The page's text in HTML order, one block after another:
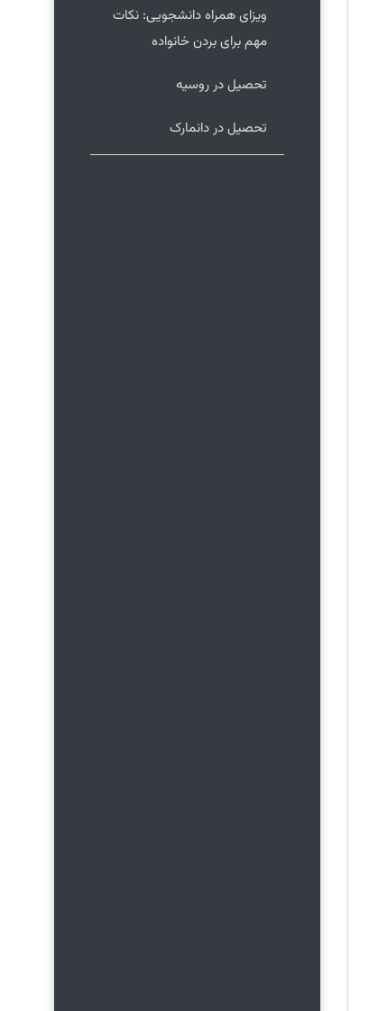
ویزای همراه دانشجویی: نکات
مهم برای بردن خانواده
تحصیل در روسیه
تحصیل در دانمارک